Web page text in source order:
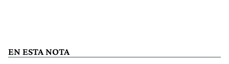
EN ESTA NOTA